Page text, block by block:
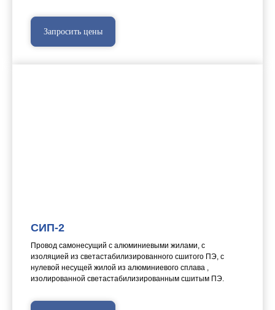
Запросить цены
СИП-2
Провод самонесущий с алюминиевыми жилами, с
изоляцией из светастабилизированного сшитого ПЭ, с
нулевой несущей жилой из алюминиевого сплава ,
изолированной светастабилизированным сшитым ПЭ.